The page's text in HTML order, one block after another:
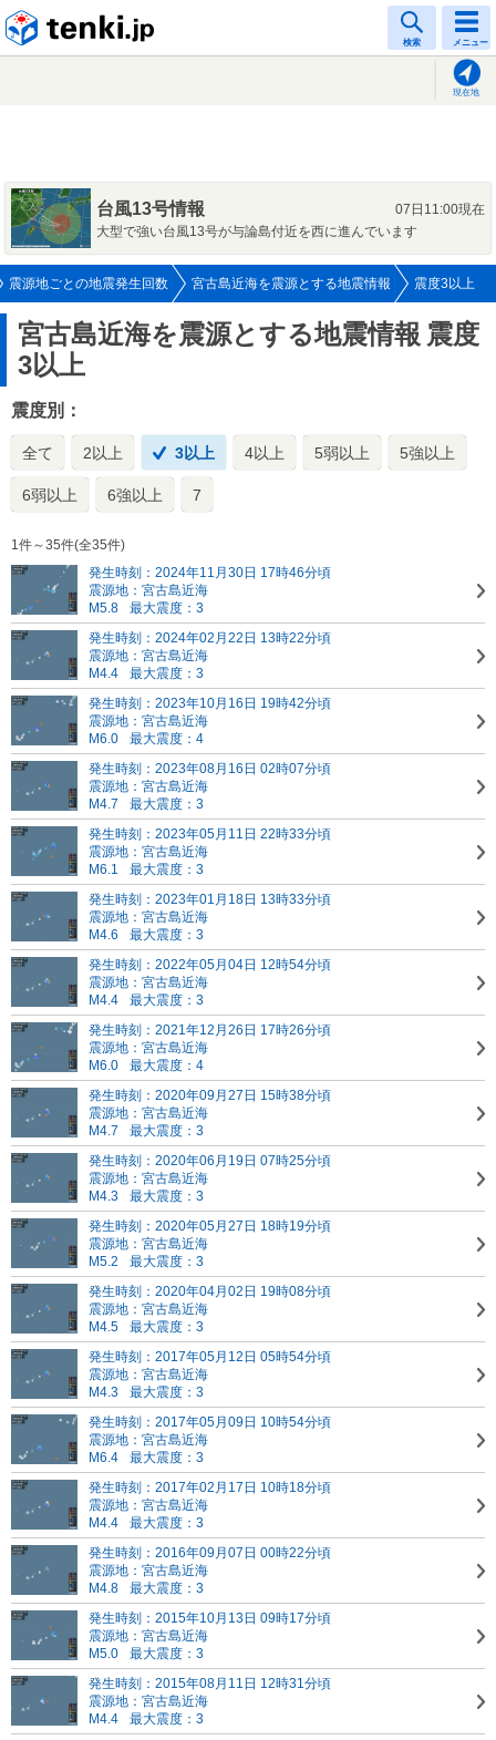
検索 メニュー
現在地
台風13号情報
07日11:00現在
大型で強い台風13号が与論島付近を西に進んでいます
震源地ごとの地震発生回数 宮古島近海を震源とする地震情報 震度3以上
宮古島近海を震源とする地震情報 震度
3以上
震度別：
全て 2以上 3以上 4以上 5弱以上 5強以上
6弱以上 6強以上 7
1件～35件(全35件)
発生時刻：2024年11月30日 17時46分頃
震源地：宮古島近海
M5.8
最大震度：3
発生時刻：2024年02月22日 13時22分頃
震源地：宮古島近海
M4.4
最大震度：3
発生時刻：2023年10月16日 19時42分頃
震源地：宮古島近海
M6.0
最大震度：4
発生時刻：2023年08月16日 02時07分頃
震源地：宮古島近海
M4.7
最大震度：3
発生時刻：2023年05月11日 22時33分頃
震源地：宮古島近海
M6.1
最大震度：3
発生時刻：2023年01月18日 13時33分頃
震源地：宮古島近海
M4.6
最大震度：3
発生時刻：2022年05月04日 12時54分頃
震源地：宮古島近海
M4.4
最大震度：3
発生時刻：2021年12月26日 17時26分頃
震源地：宮古島近海
M6.0
最大震度：4
発生時刻：2020年09月27日 15時38分頃
震源地：宮古島近海
M4.7
最大震度：3
発生時刻：2020年06月19日 07時25分頃
震源地：宮古島近海
M4.3
最大震度：3
発生時刻：2020年05月27日 18時19分頃
震源地：宮古島近海
M5.2
最大震度：3
発生時刻：2020年04月02日 19時08分頃
震源地：宮古島近海
M4.5
最大震度：3
発生時刻：2017年05月12日 05時54分頃
震源地：宮古島近海
M4.3
最大震度：3
発生時刻：2017年05月09日 10時54分頃
震源地：宮古島近海
M6.4
最大震度：3
発生時刻：2017年02月17日 10時18分頃
震源地：宮古島近海
M4.4
最大震度：3
発生時刻：2016年09月07日 00時22分頃
震源地：宮古島近海
M4.8
最大震度：3
発生時刻：2015年10月13日 09時17分頃
震源地：宮古島近海
M5.0
最大震度：3
発生時刻：2015年08月11日 12時31分頃
震源地：宮古島近海
M4.4
最大震度：3